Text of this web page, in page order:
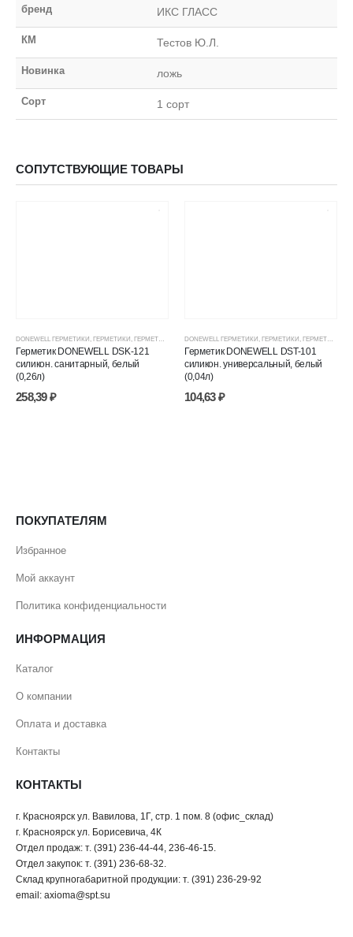
бренд ИКС ГЛАСС
КМ Тестов Ю.Л.
Новинка ложь
Сорт 1 сорт
СОПУТСТВУЮЩИЕ ТОВАРЫ
DONEWELL ГЕРМЕТИКИ, ГЕРМЕТИКИ, ГЕРМЕТИКИ СИЛИКОНОВЫЕ ,ГЕРМЕТИКИ, КЛЕИ, ПЕНЫ,ЦЕНОВЫЕ
Герметик DONEWELL DSK-121
силикон. санитарный, белый
(0,26л)
258,39₽
DONEWELL ГЕРМЕТИКИ, ГЕРМЕТИКИ, ГЕРМЕТИКИ СИЛИКОНОВЫЕ
Герметик DONEWELL DST-101
силикон. универсальный, белый
(0,04л)
104,63₽
ПОКУПАТЕЛЯМ
Избранное
Мой аккаунт
Политика конфиденциальности
ИНФОРМАЦИЯ
Каталог
О компании
Оплата и доставка
Контакты
КОНТАКТЫ
г. Красноярск ул. Вавилова, 1Г, стр. 1 пом. 8 (офис_склад)
г. Красноярск ул. Борисевича, 4К
Отдел продаж: т. (391) 236-44-44, 236-46-15.
Отдел закупок: т. (391) 236-68-32.
Склад крупногабаритной продукции: т. (391) 236-29-92
email: axioma@spt.su